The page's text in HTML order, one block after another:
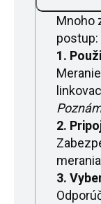
Mnoho
postup:
1.
2.
3.